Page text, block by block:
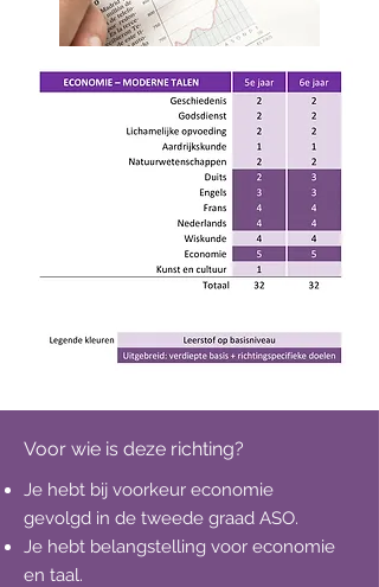
Voor wie is deze richting?
Je hebt bij voorkeur economie
gevolgd in de tweede graad ASO.
Je hebt belangstelling voor economie
en taal.